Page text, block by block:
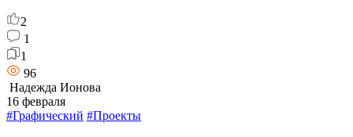
2
1
1
96
Надежда Ионова
16 февраля
#Графический #Проекты